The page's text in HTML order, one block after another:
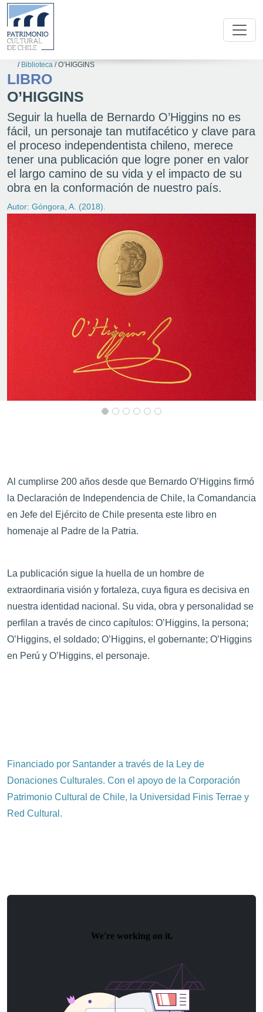
/ Biblioteca /O’HIGGINS
LIBRO
O’HIGGINS
Seguir la huella de Bernardo O’Higgins no es
fácil, un personaje tan mutifacético y clave para
el proceso independentista chileno, merece
tener una publicación que logre poner en valor
el largo camino de su vida y el impacto de su
obra en la conformación de nuestro país.
Autor: Góngora, A. (2018).
Al cumplirse 200 años desde que Bernardo O’Higgins firmó
la Declaración de Independencia de Chile, la Comandancia
en Jefe del Ejército de Chile presenta este libro en
homenaje al Padre de la Patria.
La publicación sigue la huella de un hombre de
extraordinaria visión y fortaleza, cuya figura es decisiva en
nuestra identidad nacional. Su vida, obra y personalidad se
perfilan a través de cinco capítulos: O’Higgins, la persona;
O’Higgins, el soldado; O’Higgins, el gobernante; O’Higgins
en Perú y O’Higgins, el personaje.
Financiado por Santander a través de la Ley de
Donaciones Culturales. Con el apoyo de la Corporación
Patrimonio Cultural de Chile, la Universidad Finis Terrae y
Red Cultural.